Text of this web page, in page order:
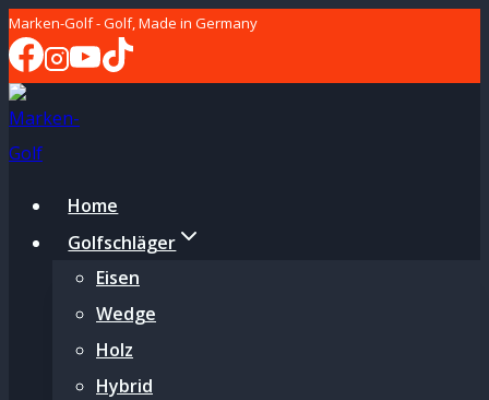
Zum
Inhalt
springen
Marken-Golf - Golf, Made in Germany
Home
Golfschläger
Eisen
Wedge
Holz
Hybrid